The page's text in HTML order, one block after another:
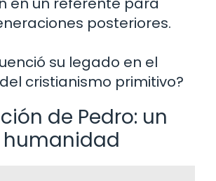
posteriores.
su legado en el
cristianismo primitivo?
de Pedro: un